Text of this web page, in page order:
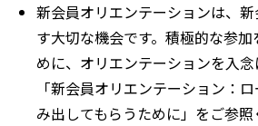
新会員オリエンテーションは、
す大切な機会です。積極的な参
めに、オリエンテーションを入念
「新会員オリエンテーション：
み出してもらうために」をご参照